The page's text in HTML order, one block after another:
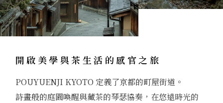
開啟美學與茶生活的感官之旅
POUYUENJI KYOTO 定義了京都的町屋街道。
詩畫般的庭園喚醒與藏茶的琴瑟協奏，在悠遠時光的